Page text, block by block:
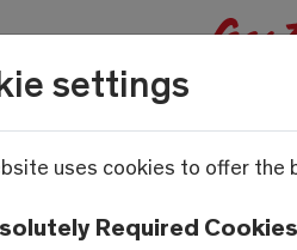
settings
uses cookies to offer the
Required Cookies